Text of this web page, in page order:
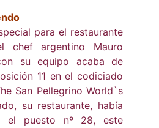
para el restaurante
chef argentino Mauro
su equipo acaba de
11 en el codiciado
San Pellegrino World`s
su restaurante, había
el puesto nº 28, este